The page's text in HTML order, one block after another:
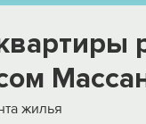
жилья